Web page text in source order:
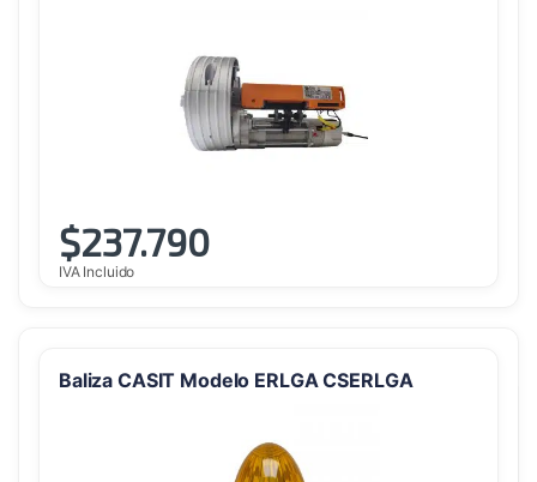
$237.790
IVA Incluido
Baliza CASIT Modelo ERLGA CSERLGA